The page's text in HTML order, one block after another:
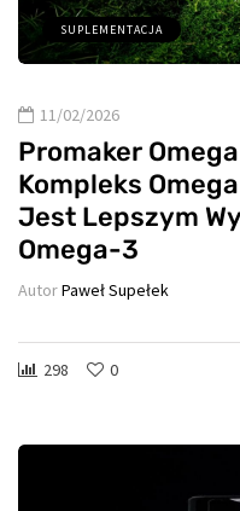
SUPLEMENTACJA
11/02/2026
Promaker
Kompleks
Jest Lepszym
Omega-3
AutorPaweł Supełek
298 0